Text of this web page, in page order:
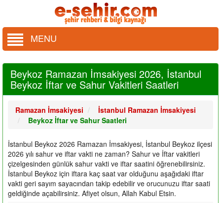
MENU
Beykoz Ramazan İmsakiyesi 2026, İstanbul
Beykoz İftar ve Sahur Vakitleri Saatleri
Ramazan İmsakiyesi
İstanbul Ramazan İmsakiyesi
Beykoz İftar ve Sahur Saatleri
İstanbul Beykoz 2026 Ramazan İmsakiyesi, İstanbul Beykoz ilçesi
2026 yılı sahur ve iftar vakti ne zaman? Sahur ve İftar vakitleri
çizelgesinden günlük sahur vakti ve iftar saatini öğrenebilirsiniz.
İstanbul Beykoz için iftara kaç saat var olduğunu aşağıdaki iftar
vakti geri sayım sayacından takip edebilir ve orucunuzu iftar saati
geldiğinde açabilirsiniz. Afiyet olsun, Allah Kabul Etsin.